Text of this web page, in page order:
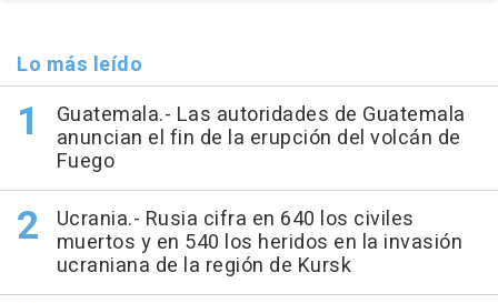
Lo más leído
Guatemala.- Las autoridades de Guatemala
anuncian el fin de la erupción del volcán de
Fuego
Ucrania.- Rusia cifra en 640 los civiles
muertos y en 540 los heridos en la invasión
ucraniana de la región de Kursk